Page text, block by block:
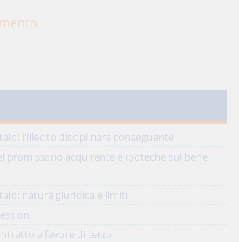
l'illecito disciplinare conseguente
promissario acquirente e ipoteche sul bene
natura giuridica e limiti
a favore di terzo